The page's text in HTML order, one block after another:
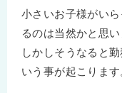
小さいお子様がい
るのは当然かと思い
しかしそうなると
いう事が起こります